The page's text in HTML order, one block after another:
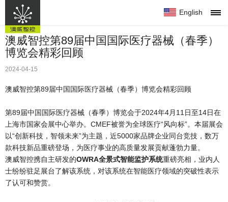
首页
澳威
实验室
资讯
联系
English
澳威智控第89届中国国际医疗器械（春季）
博览会精彩回顾
2024-04-15
澳威智控第89届中国国际医疗器械（春季）博览会精彩回顾
第89届中国国际医疗器械（春季）博览会于2024年4月11日至14日在
上海市国家会展中心举办。CMEF被誉为全球医疗“风向标”。本届展会
以“创新科技，智领未来”为主题，近5000家品牌企业同台竞技，数万
款科技新品重磅登场，为医疗事业的高质量发展贡献蓬勃力量。
澳威智控携自主研发的OWRA全景式智能监护系统重磅亮相，业内人
士纷纷驻足展台了解该系统，对该系统在智能医疗领域的突破性表示
了认可和赞赏。